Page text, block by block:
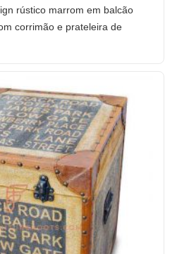
rústico marrom em balcão
corrimão e prateleira de
de 5